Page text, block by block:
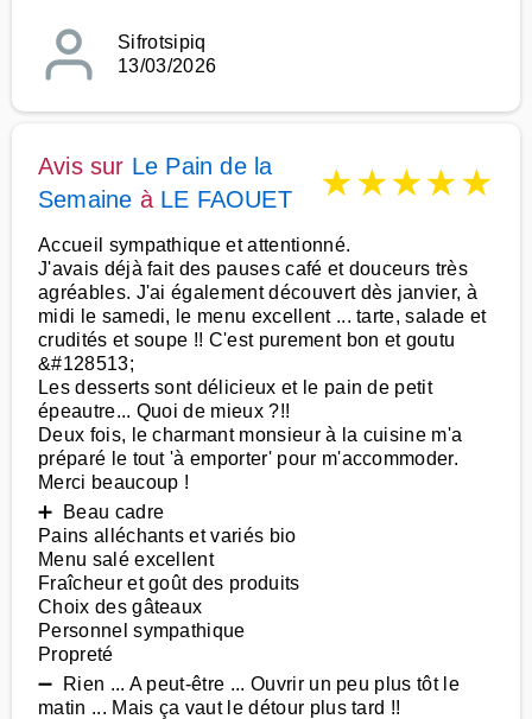
Sifrotsipiq
13/03/2026
Avis sur Le Pain de la
Semaine à LE FAOUET ★★★★★
Accueil sympathique et attentionné.
J'avais déjà fait des pauses café et douceurs très
agréables. J'ai également découvert dès janvier, à
midi le samedi, le menu excellent ... tarte, salade et
crudités et soupe !! C'est purement bon et goutu
&#128513;
Les desserts sont délicieux et le pain de petit
épeautre... Quoi de mieux ?!!
Deux fois, le charmant monsieur à la cuisine m'a
préparé le tout 'à emporter' pour m'accommoder.
Merci beaucoup !
➕ Beau cadre
Pains alléchants et variés bio
Menu salé excellent
Fraîcheur et goût des produits
Choix des gâteaux
Personnel sympathique
Propreté
➖ Rien ... A peut-être ... Ouvrir un peu plus tôt le
matin ... Mais ça vaut le détour plus tard !!